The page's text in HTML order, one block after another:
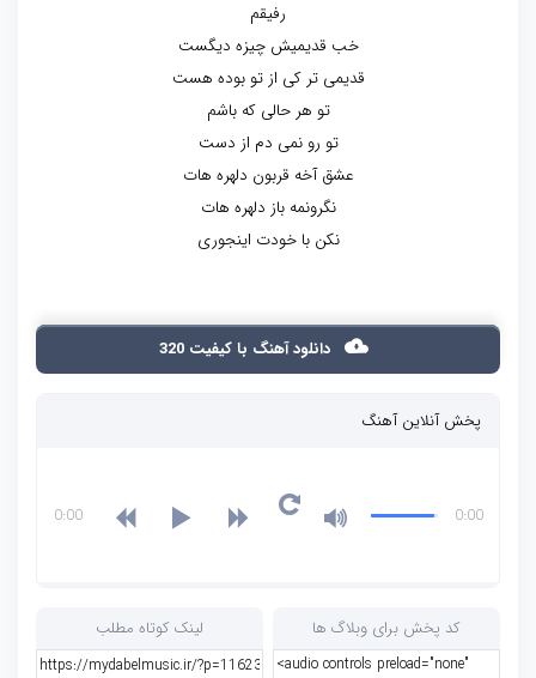
رفیقم
خب قدیمیش چیزه دیگست
قدیمی تر کی از تو بوده هست
تو هر حالی که باشم
تو رو نمی دم از دست
عشق آخه قربون دلهره هات
نگرونمه باز دلهره هات
نکن با خودت اینجوری
دانلود آهنگ با کیفیت 320
پخش آنلاین آهنگ
0:00
0:00
کد پخش برای وبلاگ ها لینک کوتاه مطلب